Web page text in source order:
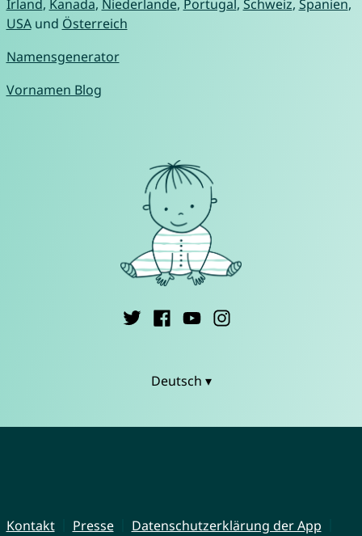
Irland, Kanada, Niederlande, Portugal, Schweiz, Spanien,
USAund Österreich
Namensgenerator
Vornamen Blog
Deutsch ▾
Kontakt Presse
Datenschutzerklärung der App